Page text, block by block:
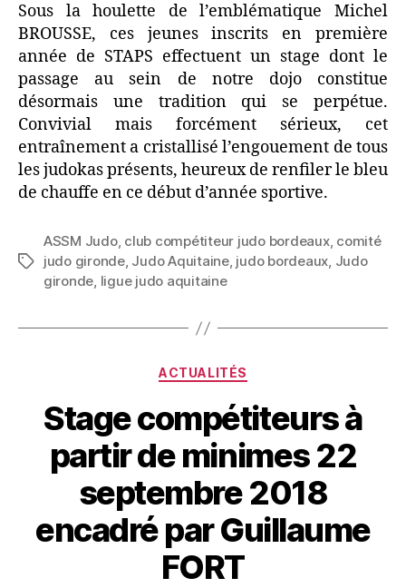
Sous la houlette de l’emblématique Michel
BROUSSE, ces jeunes inscrits en première
année de STAPS effectuent un stage dont le
passage au sein de notre dojo constitue
désormais une tradition qui se perpétue.
Convivial mais forcément sérieux, cet
entraînement a cristallisé l’engouement de tous
les judokas présents, heureux de renfiler le bleu
de chauffe en ce début d’année sportive.
ASSM Judo, club compétiteur judo bordeaux, comité
judo gironde, Judo Aquitaine, judo bordeaux, Judo
gironde, ligue judo aquitaine
ACTUALITÉS
Stage compétiteurs à
partir de minimes 22
septembre 2018
encadré par Guillaume
FORT